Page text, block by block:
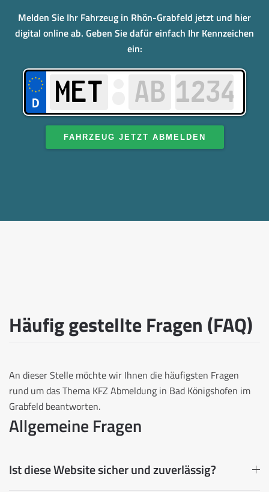
Melden Sie Ihr Fahrzeug in Rhön-Grabfeld jetzt und hier
digital online ab. Geben Sie dafür einfach Ihr Kennzeichen
ein:
FAHRZEUG JETZT ABMELDEN
Häufig gestellte Fragen (FAQ)
An dieser Stelle möchte wir Ihnen die häufigsten Fragen
rund um das Thema KFZ Abmeldung in Bad Königshofen im
Grabfeld beantworten.
Allgemeine Fragen
Ist diese Website sicher und zuverlässig?